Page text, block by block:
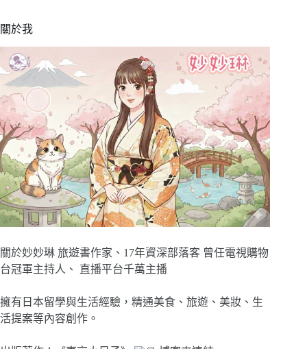
關於我
關於妙妙琳 旅遊書作家、17年資深部落客 曾任電視購物
台冠軍主持人、 直播平台千萬主播
擁有日本留學與生活經驗，精通美食、旅遊、美妝、生
活提案等內容創作。